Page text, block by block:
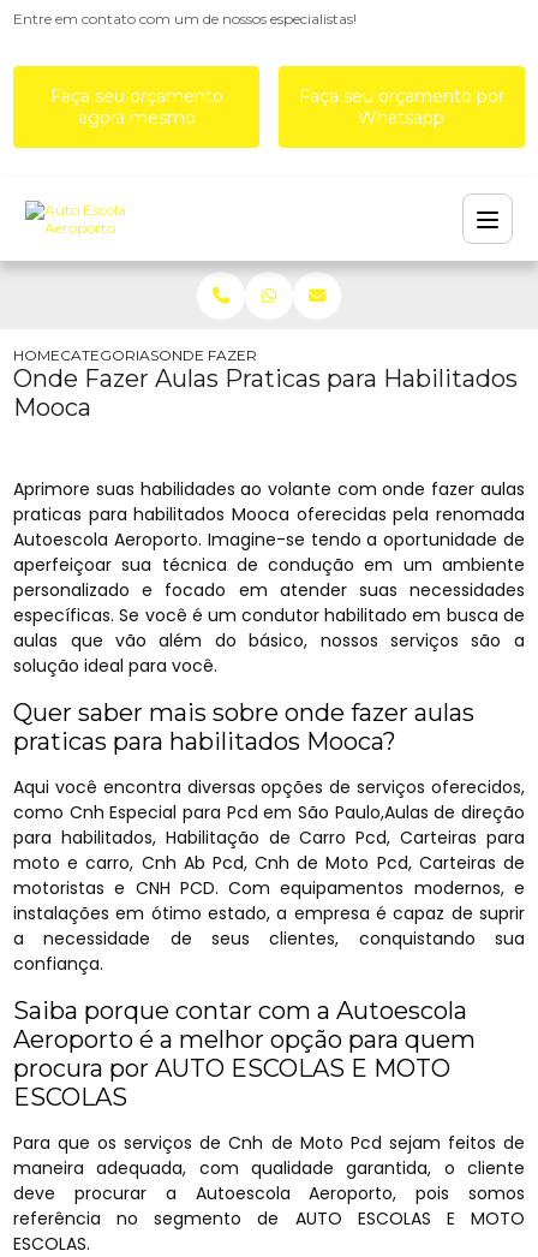
Entre em contato com um de nossos especialistas!
Faça seu orçamento
agora mesmo
Faça seu orçamento por
Whatsapp
HOMECATEGORIASONDE FAZER AULAS PRATICAS PARA
Onde Fazer Aulas Praticas para Habilitados
Mooca
Aprimore suas habilidades ao volante com onde fazer aulas
praticas para habilitados Mooca oferecidas pela renomada
Autoescola Aeroporto. Imagine-se tendo a oportunidade de
aperfeiçoar sua técnica de condução em um ambiente
personalizado e focado em atender suas necessidades
específicas. Se você é um condutor habilitado em busca de
aulas que vão além do básico, nossos serviços são a
solução ideal para você.
Quer saber mais sobre onde fazer aulas
praticas para habilitados Mooca?
Aqui você encontra diversas opções de serviços oferecidos,
como Cnh Especial para Pcd em São Paulo,Aulas de direção
para habilitados, Habilitação de Carro Pcd, Carteiras para
moto e carro, Cnh Ab Pcd, Cnh de Moto Pcd, Carteiras de
motoristas e CNH PCD. Com equipamentos modernos, e
instalações em ótimo estado, a empresa é capaz de suprir
a necessidade de seus clientes, conquistando sua
confiança.
Saiba porque contar com a Autoescola
Aeroporto é a melhor opção para quem
procura por AUTO ESCOLAS E MOTO
ESCOLAS
Para que os serviços de Cnh de Moto Pcd sejam feitos de
maneira adequada, com qualidade garantida, o cliente
deve procurar a Autoescola Aeroporto, pois somos
referência no segmento de AUTO ESCOLAS E MOTO
ESCOLAS.